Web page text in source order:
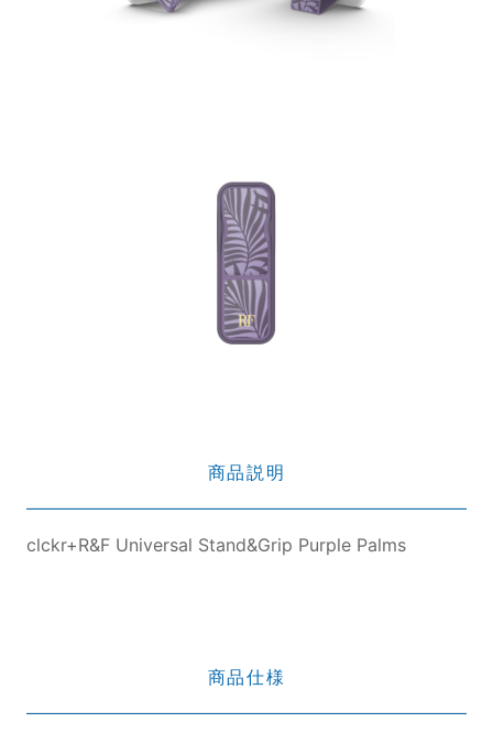
商品説明
clckr+R&F Universal Stand&Grip Purple Palms
商品仕様